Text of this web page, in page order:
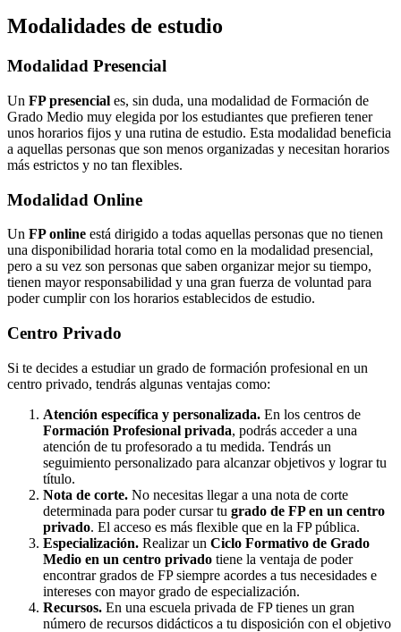
Modalidades de estudio
Modalidad Presencial
Un FP presencial es, sin duda, una modalidad de Formación de
Grado Medio muy elegida por los estudiantes que prefieren tener
unos horarios fijos y una rutina de estudio. Esta modalidad beneficia
a aquellas personas que son menos organizadas y necesitan horarios
más estrictos y no tan flexibles.
Modalidad Online
Un FP online está dirigido a todas aquellas personas que no tienen
una disponibilidad horaria total como en la modalidad presencial,
pero a su vez son personas que saben organizar mejor su tiempo,
tienen mayor responsabilidad y una gran fuerza de voluntad para
poder cumplir con los horarios establecidos de estudio.
Centro Privado
Si te decides a estudiar un grado de formación profesional en un
centro privado, tendrás algunas ventajas como:
Atención específica y personalizada. En los centros de
Formación Profesional privada, podrás acceder a una
atención de tu profesorado a tu medida. Tendrás un
seguimiento personalizado para alcanzar objetivos y lograr tu
título.
Nota de corte. No necesitas llegar a una nota de corte
determinada para poder cursar tu grado de FP en un centro
privado. El acceso es más flexible que en la FP pública.
Especialización. Realizar un Ciclo Formativo de Grado
Medio en un centro privado tiene la ventaja de poder
encontrar grados de FP siempre acordes a tus necesidades e
intereses con mayor grado de especialización.
Recursos. En una escuela privada de FP tienes un gran
número de recursos didácticos a tu disposición con el objetivo